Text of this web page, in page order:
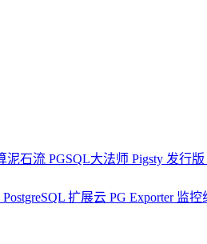
泥石流 PGSQL大法师 Pigsty 发行版
PostgreSQL 扩展云 PG Exporter 监控